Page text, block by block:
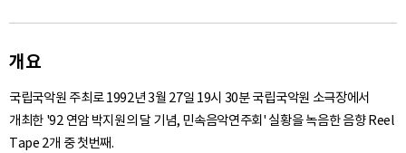
개요
국립국악원 주최로 1992년 3월 27일 19시 30분 국립국악원 소극장에서
개최한 '92 연암 박지원의 달 기념, 민속음악연주회' 실황을 녹음한 음향 Reel
Tape 2개 중 첫번째.